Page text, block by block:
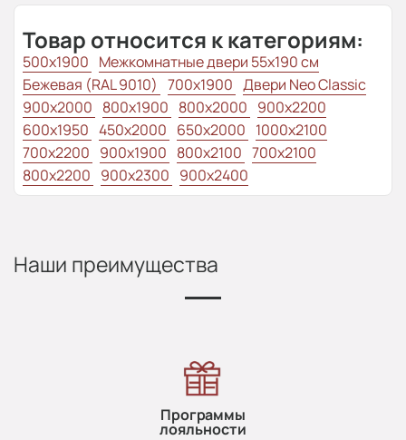
Товар относится к категориям:
500x1900 Межкомнатные двери 55х190 см
Бежевая (RAL 9010) 700x1900 Двери Neo Classic
900x2000 800х1900 800x2000 900x2200
600x1950 450x2000 650x2000 1000x2100
700x2200 900x1900 800x2100 700x2100
800x2200 900x2300 900x2400
Наши преимущества
Программы
лояльности